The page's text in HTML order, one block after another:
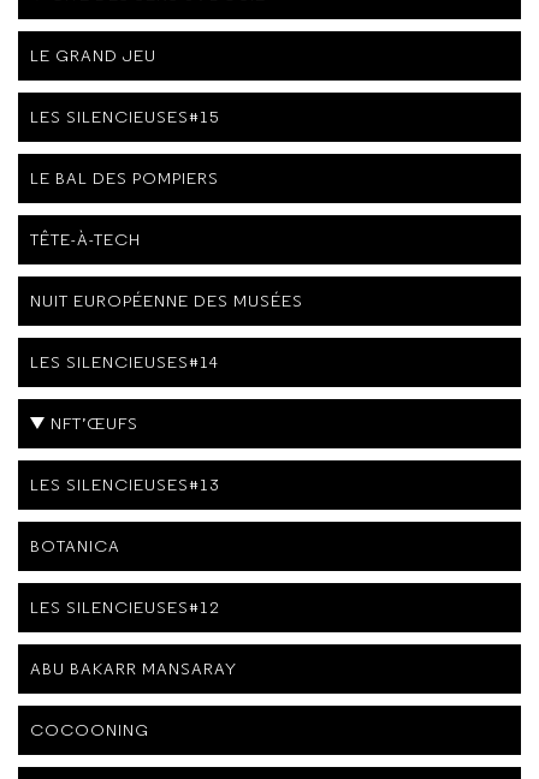
LE GRAND JEU
LES SILENCIEUSES#15
LE BAL DES POMPIERS
TÊTE-À-TECH
NUIT EUROPÉENNE DES MUSÉES
LES SILENCIEUSES#14
NFT’ŒUFS
LES SILENCIEUSES#13
BOTANICA
LES SILENCIEUSES#12
ABU BAKARR MANSARAY
COCOONING